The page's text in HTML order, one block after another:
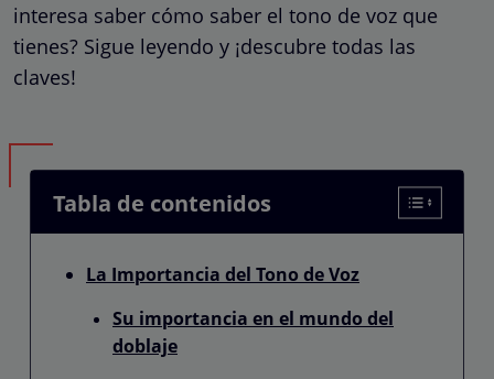
interesa saber cómo saber el tono de voz que
tienes? Sigue leyendo y ¡descubre todas las
claves!
Tabla de contenidos
La Importancia del Tono de Voz
Su importancia en el mundo del
doblaje